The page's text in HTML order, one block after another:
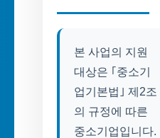
본 사업의 지원
대상은 ｢중소기
업기본법｣ 제2조
의 규정에 따른
중소기업입니다.